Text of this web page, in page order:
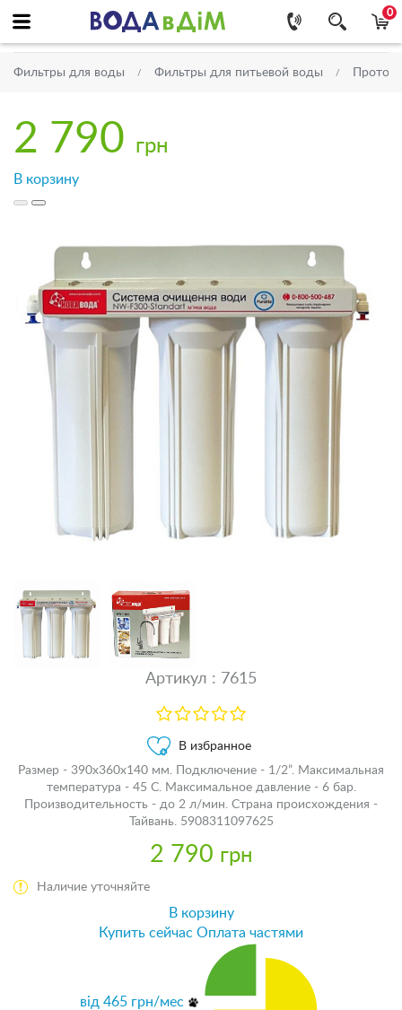
0
Фильтры для воды Фильтры для питьевой воды
2 790 грн
В корзину
Артикул : 7615
В избранное
Размер - 390х360х140 мм. Подключение - 1/2”. Максимальная
температура - 45 С. Максимальное давление - 6 бар.
Производительность - до 2 л/мин. Страна происхождения -
Тайвань. 5908311097625
2 790 грн
Наличие уточняйте
В корзину
Купить сейчас Оплата частями
від 465 грн/мес